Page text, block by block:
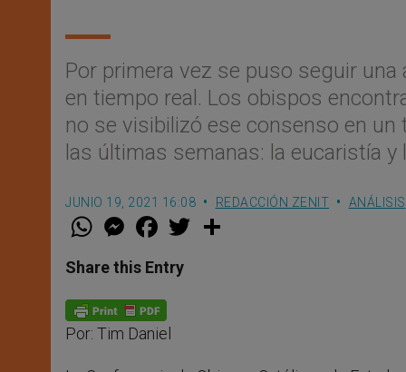
Por primera vez se puso seguir
en tiempo real. Los obispos
no se visibilizó ese consenso en
las últimas semanas: la eucaristía
JUNIO 19, 2021 16:08 REDACCIÓN ZENIT ANÁLISIS
W
t
s
p
p
M
e
s
e
g
e
r
F
a
e
b
o
k
w
Share this Entry
Por: Tim Daniel